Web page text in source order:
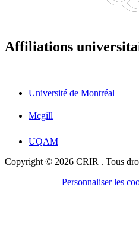
Affiliations
Université de Montréal
Mcgill
UQAM
Copyright © 2026 CRIR . Tous
Personnaliser les